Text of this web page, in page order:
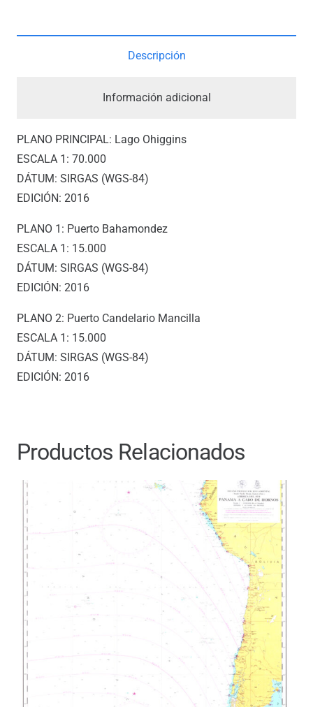
Descripción
Información adicional
PLANO PRINCIPAL: Lago Ohiggins
ESCALA 1: 70.000
DÁTUM: SIRGAS (WGS-84)
EDICIÓN: 2016
PLANO 1: Puerto Bahamondez
ESCALA 1: 15.000
DÁTUM: SIRGAS (WGS-84)
EDICIÓN: 2016
PLANO 2: Puerto Candelario Mancilla
ESCALA 1: 15.000
DÁTUM: SIRGAS (WGS-84)
EDICIÓN: 2016
Productos Relacionados